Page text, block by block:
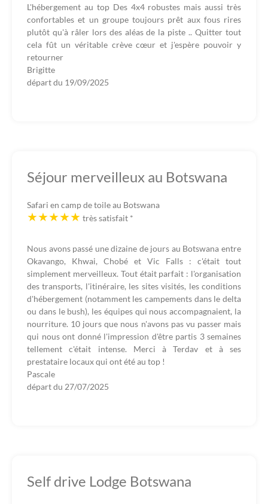
L'hébergement au top Des 4x4 robustes mais aussi très
confortables et un groupe toujours prêt aux fous rires
plutôt qu'à râler lors des aléas de la piste .. Quitter tout
cela fût un véritable crève cœur et j'espère pouvoir y
retourner
Brigitte
départ du 19/09/2025
Séjour merveilleux au Botswana
Safari en camp de toile au Botswana
très satisfait *
Nous avons passé une dizaine de jours au Botswana entre
Okavango, Khwai, Chobé et Vic Falls : c'était tout
simplement merveilleux. Tout était parfait : l'organisation
des transports, l'itinéraire, les sites visités, les conditions
d'hébergement (notamment les campements dans le delta
ou dans le bush), les équipes qui nous accompagnaient, la
nourriture. 10 jours que nous n'avons pas vu passer mais
qui nous ont donné l'impression d'être partis 3 semaines
tellement c'était intense. Merci à Terdav et à ses
prestataire locaux qui ont été au top !
Pascale
départ du 27/07/2025
Self drive Lodge Botswana